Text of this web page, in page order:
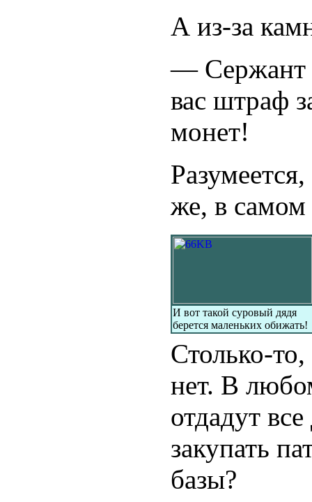
А из-за
— Сержант
вас штраф
монет!
же, в самом
И вот такой суровый дядя
берется маленьких обижать!
Столько-
нет. В
отдадут
закупать
базы?